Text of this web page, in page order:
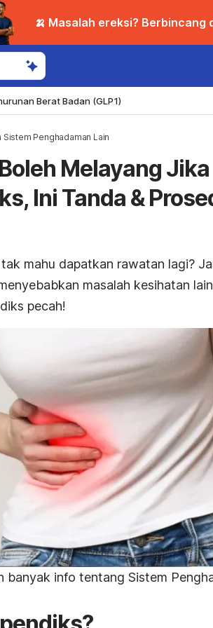
🍌 Masalah ereksi?
Berat Badan (GLP1)
Sistem Penghadaman Lain
Melayang
Ini Tanda &
mahu dapatkan rawatan lagi?
masalah kesihatan
pecah!
banyak info tentang Sistem